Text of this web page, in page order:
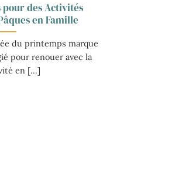
pour des Activités
en Famille
du printemps marque
pour renouer avec la
en [...]